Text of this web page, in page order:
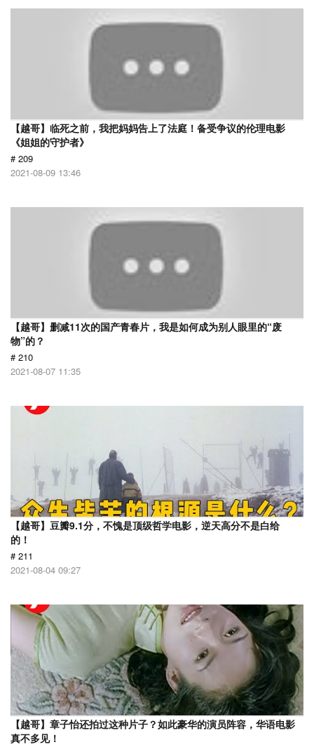
【越哥】临死之前，我把妈妈告上了法庭！备受争议的伦理电影
《姐姐的守护者》
# 209
2021-08-09 13:46
【越哥】删减11次的国产青春片，我是如何成为别人眼里的“废
物”的？
# 210
2021-08-07 11:35
【越哥】豆瓣9.1分，不愧是顶级哲学电影，逆天高分不是白给
的！
# 211
2021-08-04 09:27
【越哥】章子怡还拍过这种片子？如此豪华的演员阵容，华语电影
真不多见！